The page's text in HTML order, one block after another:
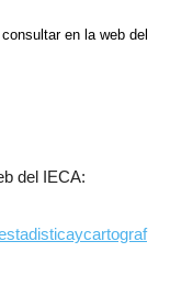
en la web del
del IECA: